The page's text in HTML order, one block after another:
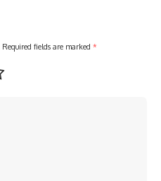
Required fields are marked *